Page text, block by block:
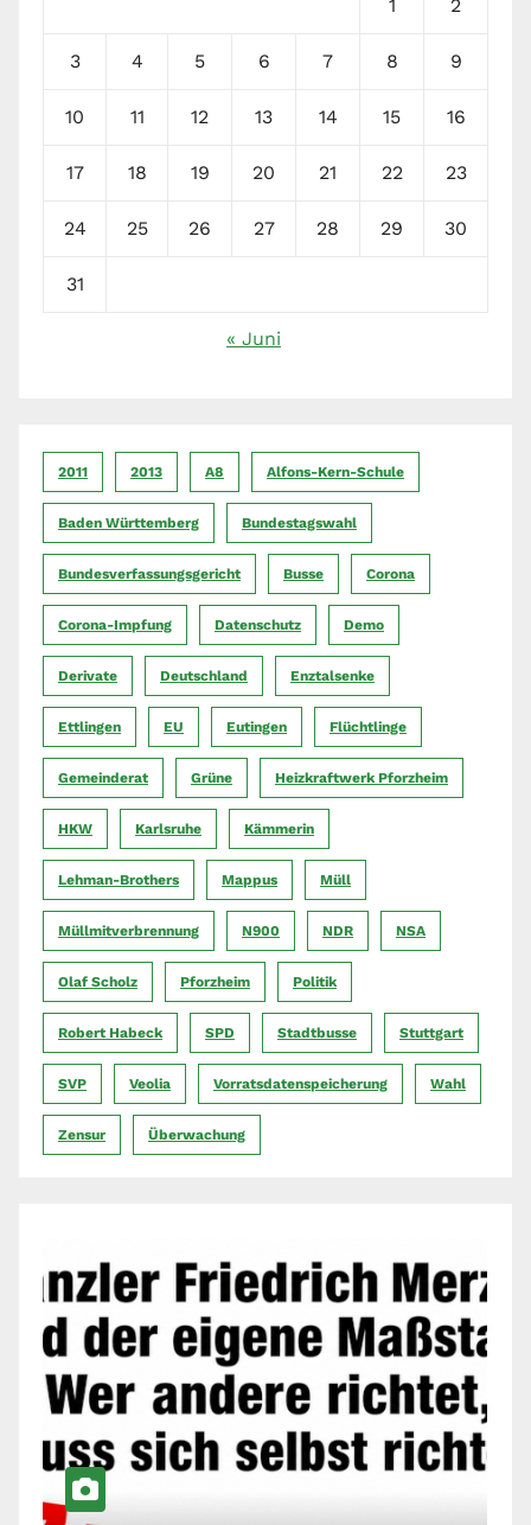
1 2
3 4 5 6 7 8 9
10 11 12 13 14 15 16
17 18 19 20 21 22 23
24 25 26 27 28 29 30
31
« Juni
2011 2013 A8 Alfons-Kern-Schule
Baden Württemberg Bundestagswahl
Bundesverfassungsgericht Busse Corona
Corona-Impfung Datenschutz Demo
Derivate Deutschland Enztalsenke
Ettlingen EU Eutingen Flüchtlinge
Gemeinderat Grüne Heizkraftwerk Pforzheim
HKW Karlsruhe Kämmerin
Lehman-Brothers Mappus Müll
Müllmitverbrennung N900 NDR NSA
Olaf Scholz Pforzheim Politik
Robert Habeck SPD Stadtbusse Stuttgart
SVP Veolia Vorratsdatenspeicherung Wahl
Zensur Überwachung